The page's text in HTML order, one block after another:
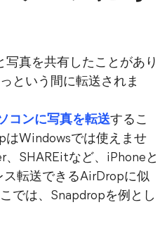
真を共有したことがあり
という間に転送されま
コンに写真を転送するこ
はWindowsでは使えませ
、SHAREitなど、iPhoneと
ス転送できるAirDropに似
では、Snapdropを例とし